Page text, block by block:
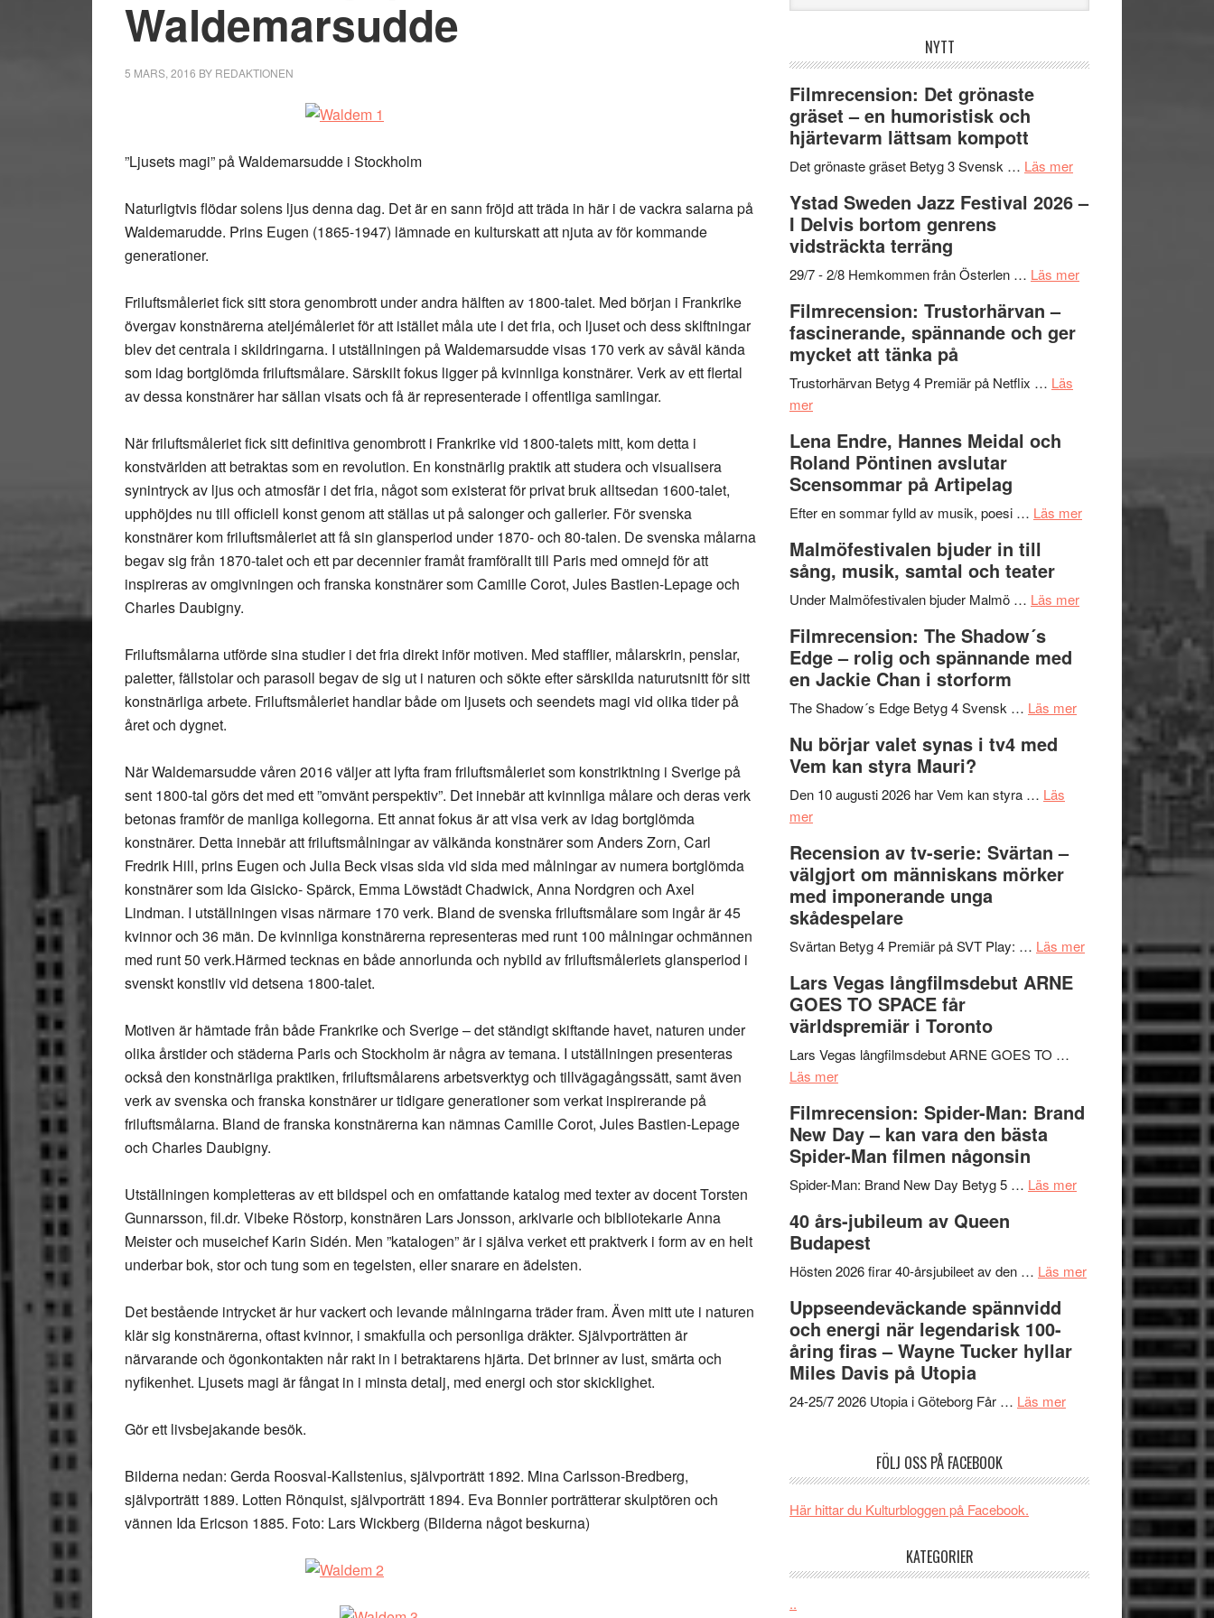
Waldemarsudde
5 MARS, 2016 BY REDAKTIONEN
”Ljusets magi” på Waldemarsudde i Stockholm
Naturligtvis flödar solens ljus denna dag. Det är en sann fröjd att träda in här i de vackra salarna på
Waldemarudde. Prins Eugen (1865-1947) lämnade en kulturskatt att njuta av för kommande
generationer.
Friluftsmåleriet fick sitt stora genombrott under andra hälften av 1800-talet. Med början i Frankrike
övergav konstnärerna ateljémåleriet för att istället måla ute i det fria, och ljuset och dess skiftningar
blev det centrala i skildringarna. I utställningen på Waldemarsudde visas 170 verk av såväl kända
som idag bortglömda friluftsmålare. Särskilt fokus ligger på kvinnliga konstnärer. Verk av ett flertal
av dessa konstnärer har sällan visats och få är representerade i offentliga samlingar.
När friluftsmåleriet fick sitt definitiva genombrott i Frankrike vid 1800-talets mitt, kom detta i
konstvärlden att betraktas som en revolution. En konstnärlig praktik att studera och visualisera
synintryck av ljus och atmosfär i det fria, något som existerat för privat bruk alltsedan 1600-talet,
upphöjdes nu till officiell konst genom att ställas ut på salonger och gallerier. För svenska
konstnärer kom friluftsmåleriet att få sin glansperiod under 1870- och 80-talen. De svenska målarna
begav sig från 1870-talet och ett par decennier framåt framförallt till Paris med omnejd för att
inspireras av omgivningen och franska konstnärer som Camille Corot, Jules Bastien-Lepage och
Charles Daubigny.
Friluftsmålarna utförde sina studier i det fria direkt inför motiven. Med stafflier, målarskrin, penslar,
paletter, fällstolar och parasoll begav de sig ut i naturen och sökte efter särskilda naturutsnitt för sitt
konstnärliga arbete. Friluftsmåleriet handlar både om ljusets och seendets magi vid olika tider på
året och dygnet.
När Waldemarsudde våren 2016 väljer att lyfta fram friluftsmåleriet som konstriktning i Sverige på
sent 1800-tal görs det med ett ”omvänt perspektiv”. Det innebär att kvinnliga målare och deras verk
betonas framför de manliga kollegorna. Ett annat fokus är att visa verk av idag bortglömda
konstnärer. Detta innebär att friluftsmålningar av välkända konstnärer som Anders Zorn, Carl
Fredrik Hill, prins Eugen och Julia Beck visas sida vid sida med målningar av numera bortglömda
konstnärer som Ida Gisicko- Spärck, Emma Löwstädt Chadwick, Anna Nordgren och Axel
Lindman. I utställningen visas närmare 170 verk. Bland de svenska friluftsmålare som ingår är 45
kvinnor och 36 män. De kvinnliga konstnärerna representeras med runt 100 målningar ochmännen
med runt 50 verk.Härmed tecknas en både annorlunda och nybild av friluftsmåleriets glansperiod i
svenskt konstliv vid detsena 1800-talet.
Motiven är hämtade från både Frankrike och Sverige – det ständigt skiftande havet, naturen under
olika årstider och städerna Paris och Stockholm är några av temana. I utställningen presenteras
också den konstnärliga praktiken, friluftsmålarens arbetsverktyg och tillvägagångssätt, samt även
verk av svenska och franska konstnärer ur tidigare generationer som verkat inspirerande på
friluftsmålarna. Bland de franska konstnärerna kan nämnas Camille Corot, Jules Bastien-Lepage
och Charles Daubigny.
Utställningen kompletteras av ett bildspel och en omfattande katalog med texter av docent Torsten
Gunnarsson, fil.dr. Vibeke Röstorp, konstnären Lars Jonsson, arkivarie och bibliotekarie Anna
Meister och museichef Karin Sidén. Men ”katalogen” är i själva verket ett praktverk i form av en helt
underbar bok, stor och tung som en tegelsten, eller snarare en ädelsten.
Det bestående intrycket är hur vackert och levande målningarna träder fram. Även mitt ute i naturen
klär sig konstnärerna, oftast kvinnor, i smakfulla och personliga dräkter. Självporträtten är
närvarande och ögonkontakten når rakt in i betraktarens hjärta. Det brinner av lust, smärta och
nyfikenhet. Ljusets magi är fångat in i minsta detalj, med energi och stor skicklighet.
Gör ett livsbejakande besök.
Bilderna nedan: Gerda Roosval-Kallstenius, självporträtt 1892. Mina Carlsson-Bredberg,
självporträtt 1889. Lotten Rönquist, självporträtt 1894. Eva Bonnier porträtterar skulptören och
vännen Ida Ericson 1885. Foto: Lars Wickberg (Bilderna något beskurna)
webbplatsen
NYTT
Filmrecension: Det grönaste
gräset – en humoristisk och
hjärtevarm lättsam kompott
Det grönaste gräset Betyg 3 Svensk … Läs merom
Det
–
och
Ystad Sweden Jazz Festival 2026 –
I Delvis bortom genrens
vidsträckta terräng
29/7 - 2/8 Hemkommen från Österlen … Läs merom
vidsträckta
Filmrecension: Trustorhärvan –
fascinerande, spännande och ger
mycket att tänka på
Trustorhärvan Betyg 4 Premiär på Netflix … Läs
merom
Trustorhärvan
–
fascinerande,
spännande
ger
mycket
att
på
Lena Endre, Hannes Meidal och
Roland Pöntinen avslutar
Scensommar på Artipelag
Efter en sommar fylld av musik, poesi … Läs merom
Scensommar
Artipelag
Malmöfestivalen bjuder in till
sång, musik, samtal och teater
Under Malmöfestivalen bjuder Malmö … Läs merom
Malmöfestivalen
Filmrecension: The Shadow´s
Edge – rolig och spännande med
en Jackie Chan i storform
The Shadow´s Edge Betyg 4 Svensk … Läs merom
en
storform
Nu börjar valet synas i tv4 med
Vem kan styra Mauri?
Den 10 augusti 2026 har Vem kan styra … Läs
merom
börjar
valet
synas
i
tv4
Vem
kan
styra
Mauri?
Recension av tv-serie: Svärtan –
välgjort om människans mörker
med imponerande unga
skådespelare
Svärtan Betyg 4 Premiär på SVT Play: … Läs merom
Recension
Svärtan
välgjort
människans
mörker
imponerande
skådespelare
Lars Vegas långfilmsdebut ARNE
GOES TO SPACE får
världspremiär i Toronto
Lars Vegas långfilmsdebut ARNE GOES TO …
Läs merom
Vegas
långfilmsdebut
ARNE
GOES
SPACE
får
världspremiär
Toronto
Filmrecension: Spider-Man: Brand
New Day – kan vara den bästa
Spider-Man filmen någonsin
Spider-Man: Brand New Day Betyg 5 … Läs merom
Filmrecension:
Brand
filmen
någonsin
40 års-jubileum av Queen
Budapest
Hösten 2026 firar 40-årsjubileet av den … Läs merom
jubileum
Budapest
Uppseendeväckande spännvidd
och energi när legendarisk 100-
åring firas – Wayne Tucker hyllar
Miles Davis på Utopia
24-25/7 2026 Utopia i Göteborg Får … Läs merom
Uppseendeväckande
spännvidd
energi
åring
FÖLJ OSS PÅ FACEBOOK
Här hittar du Kulturbloggen på Facebook.
KATEGORIER
..